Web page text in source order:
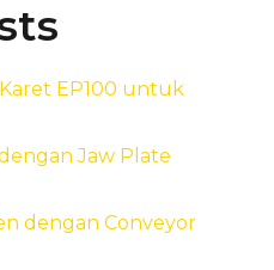
EP100 untuk
Jaw Plate
dengan Conveyor